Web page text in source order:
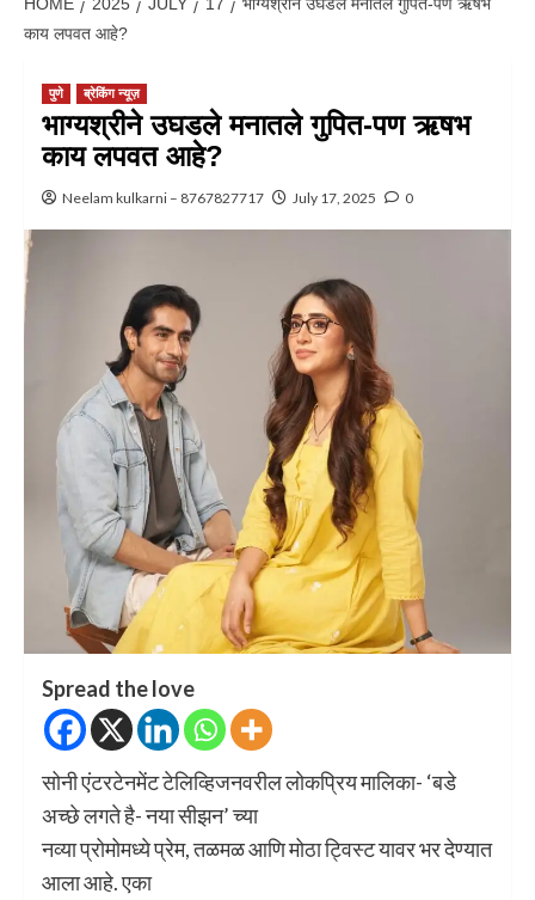
काय लपवत आहे?
पुणे ब्रेकिंग न्यूज़
भाग्यश्रीने उघडले मनातले गुपित-पण ऋषभ
काय लपवत आहे?
Neelam kulkarni – 8767827717 July 17, 2025 0
Spread the love
सोनी एंटरटेनमेंट टेलिव्हिजनवरील लोकप्रिय मालिका- ‘बडे
अच्छे लगते है- नया सीझन’ च्या
नव्या प्रोमोमध्ये प्रेम, तळमळ आणि मोठा ट्विस्ट यावर भर देण्यात
आला आहे. एका